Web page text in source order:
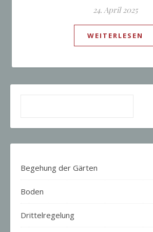
24. April 2025
WEITERLESEN
Begehung der Gärten
Boden
Drittelregelung